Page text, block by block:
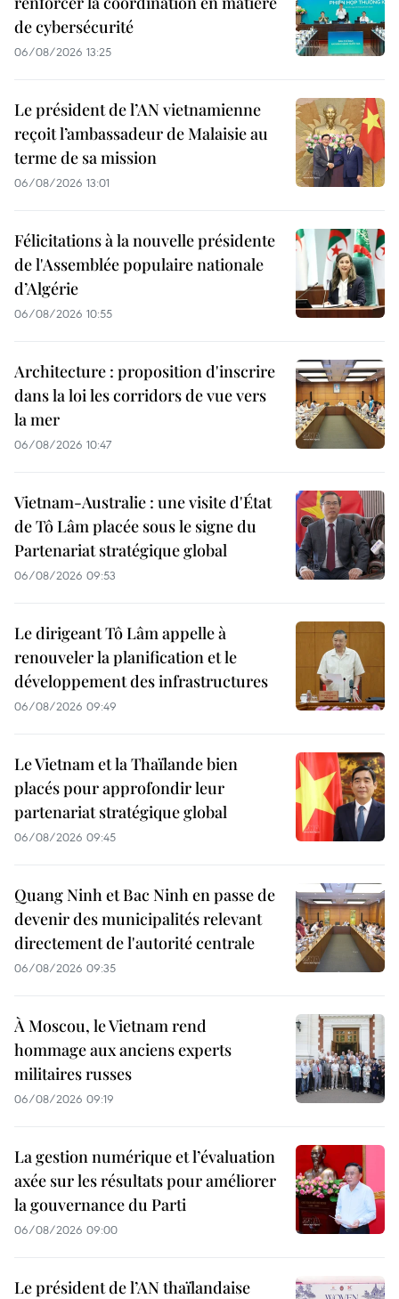
de cybersécurité
06/08/2026 13:25
Le président de l’AN vietnamienne
reçoit l’ambassadeur de Malaisie au
terme de sa mission
06/08/2026 13:01
Félicitations à la nouvelle présidente
de l'Assemblée populaire nationale
d’Algérie
06/08/2026 10:55
Architecture : proposition d'inscrire
dans la loi les corridors de vue vers
la mer
06/08/2026 10:47
Vietnam-Australie : une visite d'État
de Tô Lâm placée sous le signe du
Partenariat stratégique global
06/08/2026 09:53
Le dirigeant Tô Lâm appelle à
renouveler la planification et le
développement des infrastructures
06/08/2026 09:49
Le Vietnam et la Thaïlande bien
placés pour approfondir leur
partenariat stratégique global
06/08/2026 09:45
Quang Ninh et Bac Ninh en passe de
devenir des municipalités relevant
directement de l'autorité centrale
06/08/2026 09:35
À Moscou, le Vietnam rend
hommage aux anciens experts
militaires russes
06/08/2026 09:19
La gestion numérique et l’évaluation
axée sur les résultats pour améliorer
la gouvernance du Parti
06/08/2026 09:00
Le président de l’AN thaïlandaise